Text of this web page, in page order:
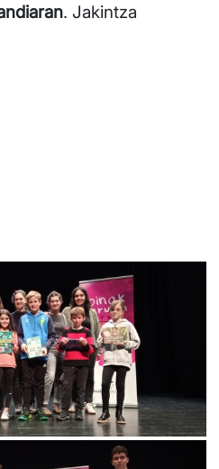
. Jakintza